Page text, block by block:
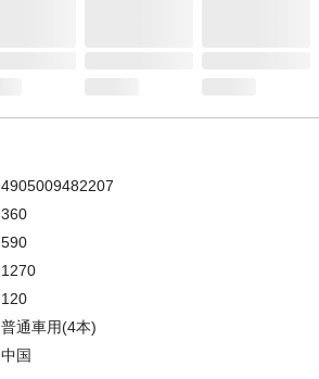
4905009482207
360
590
1270
120
普通車用(4本)
中国